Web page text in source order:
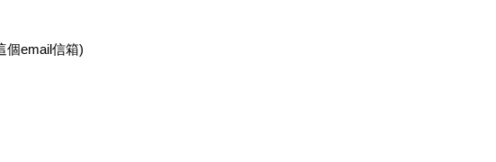
個email信箱)